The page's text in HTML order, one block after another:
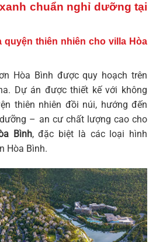
chuẩn nghỉ dưỡng tại
quyện thiên nhiên cho villa Hòa
Hòa Bình được quy hoạch trên
Dự án được thiết kế với không
thiên nhiên đồi núi, hướng đến
– an cư chất lượng cao cho
Bình, đặc biệt là các loại hình
Hòa Bình.